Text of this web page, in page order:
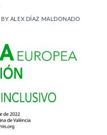
BY ALEX DÍAZ MALDONADO